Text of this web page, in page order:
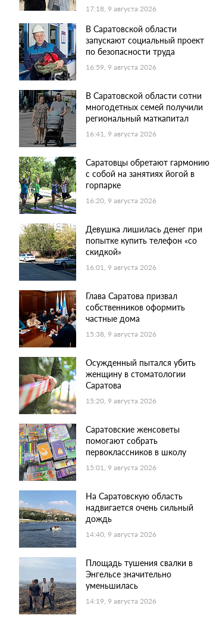
17:18, 9 августа 2026
В Саратовской области
запускают социальный проект
по безопасности труда
16:59, 9 августа 2026
В Саратовской области сотни
многодетных семей получили
региональный маткапитал
16:41, 9 августа 2026
Саратовцы обретают гармонию
с собой на занятиях йогой в
горпарке
16:20, 9 августа 2026
Девушка лишилась денег при
попытке купить телефон «со
скидкой»
16:01, 9 августа 2026
Глава Саратова призвал
собственников оформить
частные дома
15:38, 9 августа 2026
Осужденный пытался убить
женщину в стоматологии
Саратова
15:20, 9 августа 2026
Саратовские женсоветы
помогают собрать
первоклассников в школу
15:01, 9 августа 2026
На Саратовскую область
надвигается очень сильный
дождь
14:40, 9 августа 2026
Площадь тушения свалки в
Энгельсе значительно
уменьшилась
14:19, 9 августа 2026